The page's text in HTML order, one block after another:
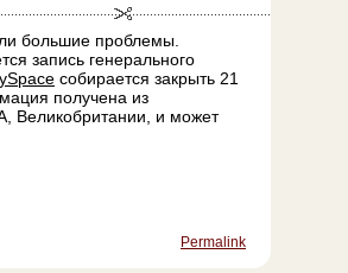
большие проблемы.
запись генерального
собирается закрыть 21
получена из
Великобритании, и может
Permalink